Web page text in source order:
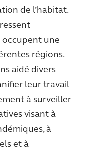
de l’habitat.
occupent une
régions.
aidé divers
leur travail
à surveiller
visant à
à
et à